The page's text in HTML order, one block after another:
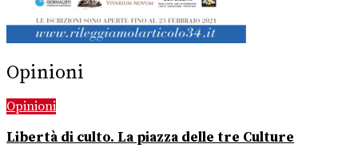
Opinioni
Opinioni
Libertà di culto. La piazza delle tre Culture